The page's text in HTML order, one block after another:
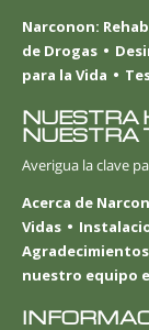
Narconon:
de Drogas
para la Vida
NUESTRA
NUESTRA
Averigua la clave
Acerca de
Vidas
Agradecimientos
nuestro equipo